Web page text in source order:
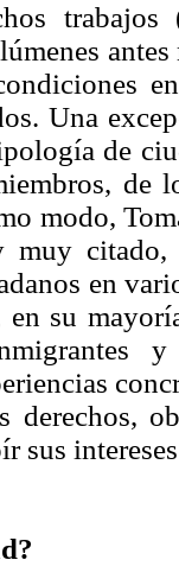
trabajos
antes
Una
de
de
modo,
muy
en
en su
derechos,
sus